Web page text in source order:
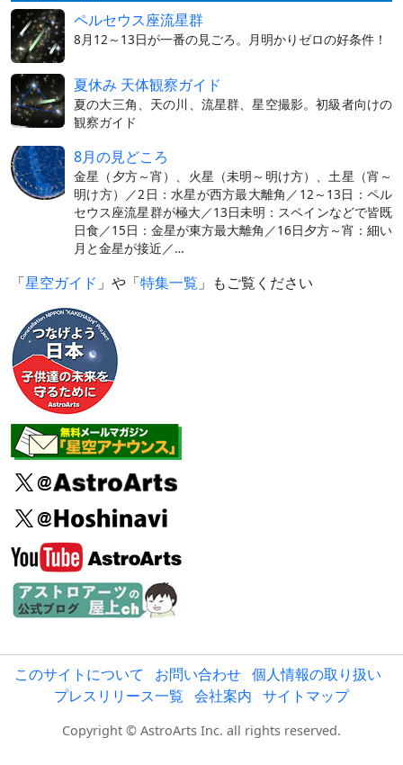
ペルセウス座流星群
8月12～13日が一番の見ごろ。月明かりゼロの好条件！
夏休み 天体観察ガイド
夏の大三角、天の川、流星群、星空撮影。初級者向けの
観察ガイド
8月の見どころ
金星（夕方～宵）、火星（未明～明け方）、土星（宵～
明け方）／2日：水星が西方最大離角／12～13日：ペル
セウス座流星群が極大／13日未明：スペインなどで皆既
日食／15日：金星が東方最大離角／16日夕方～宵：細い
月と金星が接近／…
「星空ガイド 」や「特集一覧 」もご覧ください
このサイトについて お問い合わせ 個人情報の取り扱い
プレスリリース一覧 会社案内 サイトマップ
Copyright © AstroArts Inc. all rights reserved.